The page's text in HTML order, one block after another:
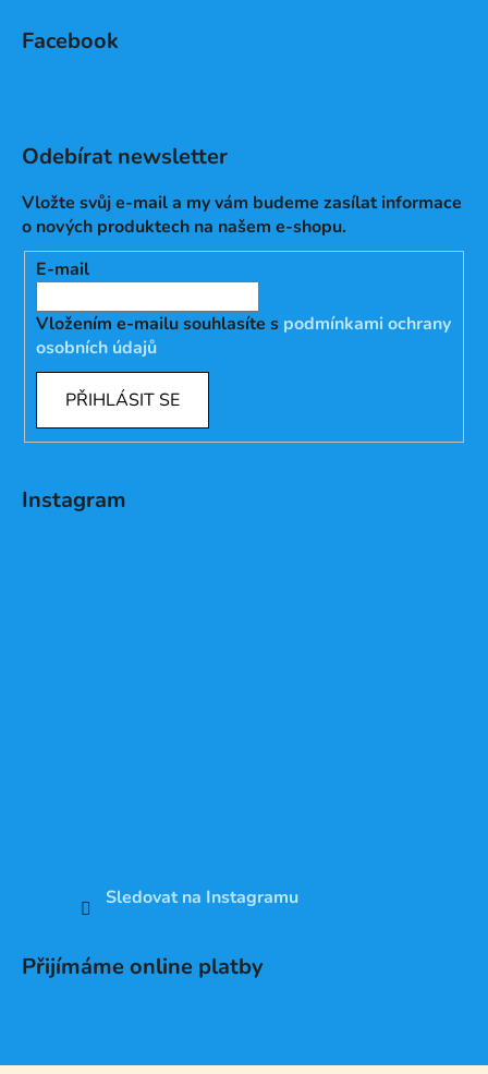
Facebook
Odebírat newsletter
Vložte svůj e-mail a my vám budeme zasílat informace
o nových produktech na našem e-shopu.
E-mail
Vložením e-mailu souhlasíte s podmínkami ochrany
osobních údajů
PŘIHLÁSIT SE
Instagram
Sledovat na Instagramu
Přijímáme online platby